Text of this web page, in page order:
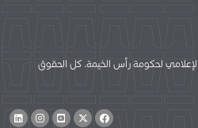
© 2026 المكتب الإعلامي لحكومة رأس الخيمة. كل الحقوق